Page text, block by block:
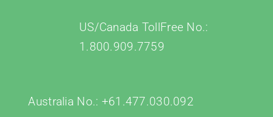
US/Canada TollFree No.:
1.800.909.7759
Australia No.: +61.477.030.092